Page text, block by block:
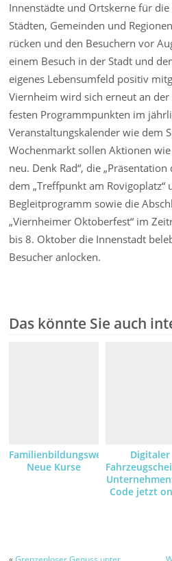
Innenstädte und Ortskerne für
Städten, Gemeinden und
rücken und den Besuchern vor
einem Besuch in der Stadt und
eigenes Lebensumfeld positiv
Viernheim wird sich erneut an
festen Programmpunkten im
Veranstaltungskalender wie dem
Wochenmarkt sollen Aktionen
neu. Denk Rad“, die
dem „Treffpunkt am Rovigoplatz“
Begleitprogramm sowie die
„Viernheimer Oktoberfest“ im
bis 8. Oktober die Innenstadt
Besucher anlocken.
Das könnte Sie auch
Familienbildungswerk:
Neue Kurse
Digitaler
Code jetzt